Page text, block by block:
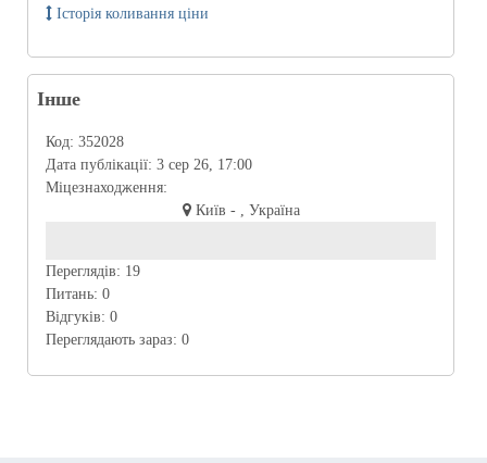
Історія коливання ціни
Інше
Код: 352028
Дата публікації: 3 сер 26, 17:00
Міцезнаходження:
Київ - , Україна
Переглядів: 19
Питань: 0
Відгуків: 0
Переглядають зараз: 0